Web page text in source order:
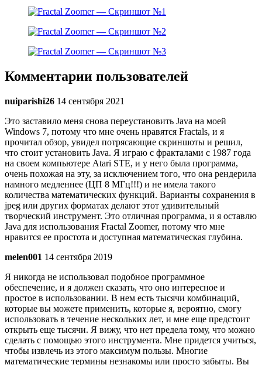
Комментарии пользователей
nuiparishi26 14 сентября 2021
Это заставило меня снова переустановить Java на моей
Windows 7, потому что мне очень нравятся Fractals, и я
прочитал обзор, увидел потрясающие скриншоты и решил,
что стоит установить Java. Я играю с фракталами с 1987 года
на своем компьютере Atari STE, и у него была программа,
очень похожая на эту, за исключением того, что она рендерила
намного медленнее (ЦП 8 МГц!!!) и не имела такого
количества математических функций. Варианты сохранения в
jpeg или других форматах делают этот удивительный
творческий инструмент. Это отличная программа, и я оставлю
Java для использования Fractal Zoomer, потому что мне
нравится ее простота и доступная математическая глубина.
melen001 14 сентября 2019
Я никогда не использовал подобное программное
обеспечение, и я должен сказать, что оно интересное и
простое в использовании. В нем есть тысячи комбинаций,
которые вы можете применить, которые я, вероятно, смогу
использовать в течение нескольких лет, и мне еще предстоит
открыть еще тысячи. Я вижу, что нет предела тому, что можно
сделать с помощью этого инструмента. Мне придется учиться,
чтобы извлечь из этого максимум пользы. Многие
математические термины незнакомы или просто забыты. Вы